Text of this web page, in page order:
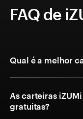
FAQ de
Qual é a melhor
As carteiras iZUMi
gratuitas?